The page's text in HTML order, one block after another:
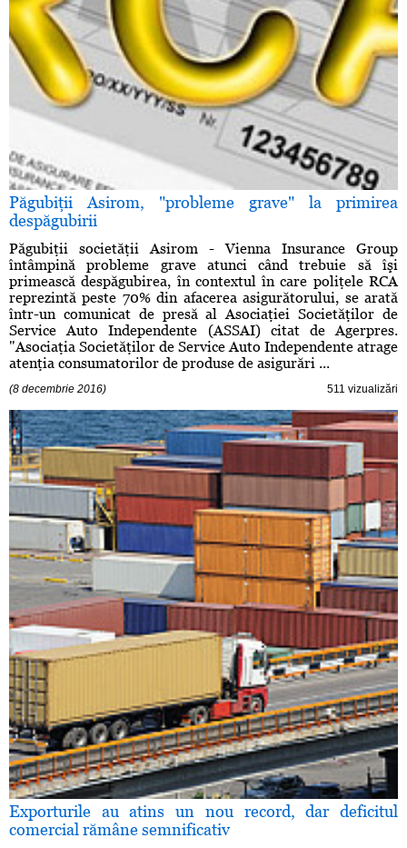
Păgubiţii Asirom, "probleme grave" la primirea
despăgubirii
Păgubiţii societăţii Asirom - Vienna Insurance Group
întâmpină probleme grave atunci când trebuie să îşi
primească despăgubirea, în contextul în care poliţele RCA
reprezintă peste 70% din afacerea asigurătorului, se arată
într-un comunicat de presă al Asociaţiei Societăţilor de
Service Auto Independente (ASSAI) citat de Agerpres.
"Asociaţia Societăţilor de Service Auto Independente atrage
atenţia consumatorilor de produse de asigurări ...
(8 decembrie 2016) 511 vizualizări
Exporturile au atins un nou record, dar deficitul
comercial rămâne semnificativ